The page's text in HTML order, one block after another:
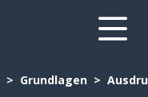
Grundlagen